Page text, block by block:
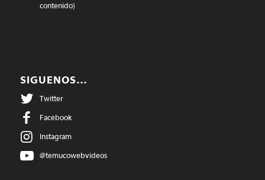
contenido)
SIGUENOS…
Twitter
Facebook
Instagram
@temucowebvideos